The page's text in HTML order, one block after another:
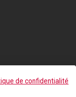
S'INSCRIRE
le traitement de
de confidentialité